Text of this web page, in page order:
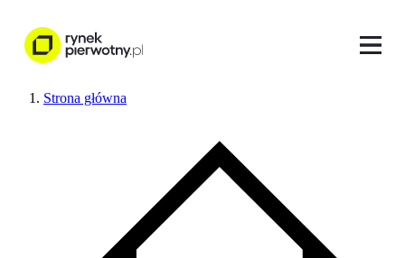
Strona główna